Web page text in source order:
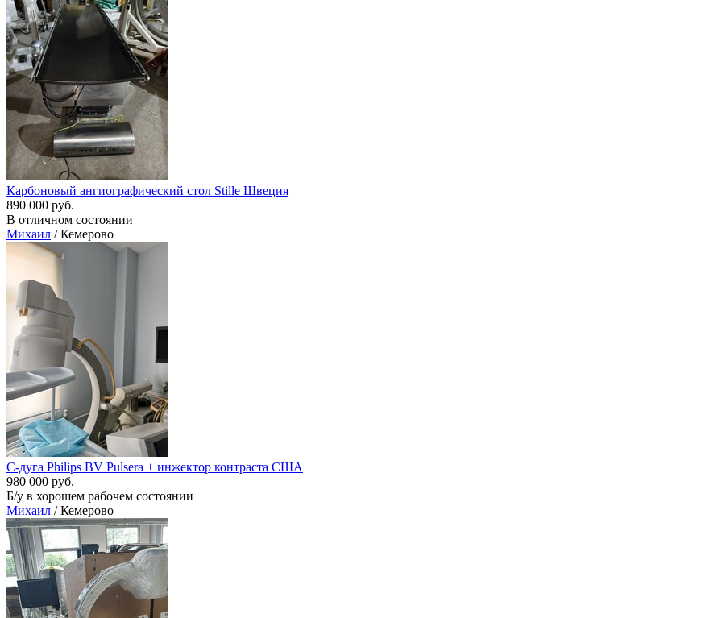
Карбоновый ангиографический стол Stille Швеция
890 000 руб.
В отличном состоянии
Михаил / Кемерово
С-дуга Philips BV Pulsera + инжектор контраста США
980 000 руб.
Б/у в хорошем рабочем состоянии
Михаил / Кемерово